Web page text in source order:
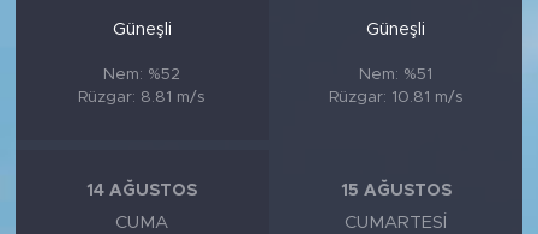
Güneşli
Nem: %52
Rüzgar: 8.81 m/s
Güneşli
Nem: %51
Rüzgar: 10.81 m/s
14 AĞUSTOS
CUMA
15 AĞUSTOS
CUMARTESI